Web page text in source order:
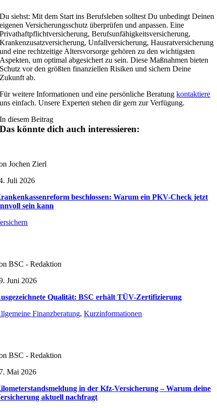
Du siehst: Mit dem Start ins Berufsleben solltest Du unbedingt Deinen
eigenen Versicherungsschutz überprüfen und anpassen. Eine
Privathaftpflichtversicherung, Berufsunfähigkeitsversicherung,
Krankenzusatzversicherung, Unfallversicherung, Hausratversicherung
und eine rechtzeitige Altersvorsorge gehören zu den wichtigsten
Aspekten, um optimal abgesichert zu sein. Diese Maßnahmen bieten
Schutz vor den größten finanziellen Risiken und sichern Deine
Zukunft ab.
Für weitere Informationen und eine persönliche Beratungkontaktiere
uns einfach. Unsere Experten stehen dir gern zur Verfügung.
In diesem Beitrag
Das könnte dich auch interessieren:
Jochen Zierl
Juli 2026
beschlossen: Warum ein PKV-Check jetzt
sein kann
BSC - Redaktion
Juni 2026
Qualität: BSC erhält TÜV-Zertifizierung
Finanzberatung,Kurzinformationen
BSC - Redaktion
Mai 2026
in der Kfz-Versicherung – Warum deine
aktuell nachfragt